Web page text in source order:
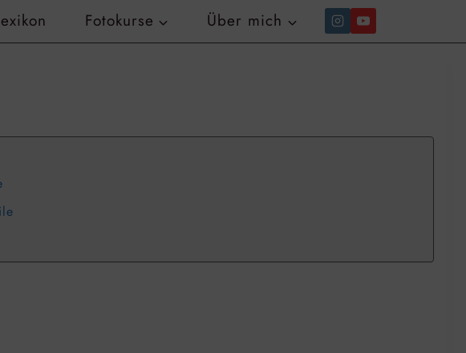
Fotokurse Über mich